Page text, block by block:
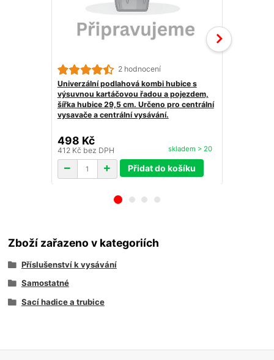
2 hodnocení
Univerzální podlahová kombi hubice s
výsuvnou kartáčovou řadou a pojezdem,
šířka hubice 29,5 cm. Určeno pro centrální
vysavače a centrální vysávání.
498 Kč
412 Kč bez DPH skladem > 20
Přidat do košíku
Zboží zařazeno v kategoriích
Příslušenství k vysávání
Samostatné
Sací hadice a trubice